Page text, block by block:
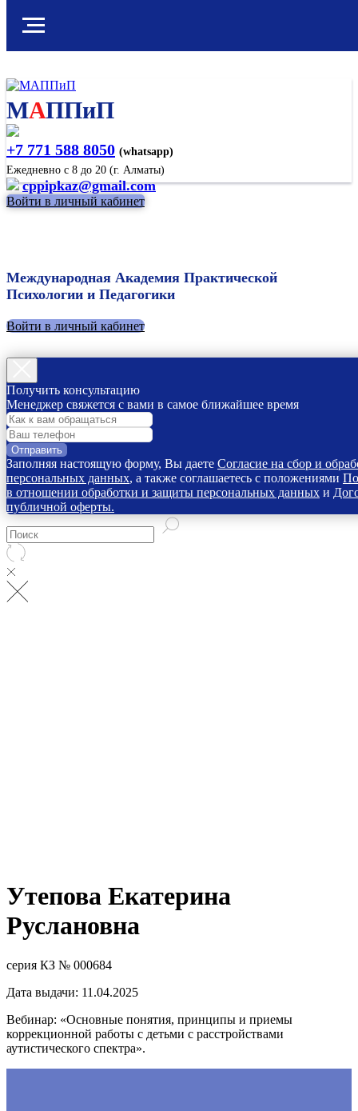
МАППиП
+7 771 588 8050 (whatsapp)
Ежедневно с 8 до 20 (г. Алматы)
cppipkaz@gmail.com
Войти в личный кабинет
Международная Академия Практической
Психологии и Педагогики
Войти в личный кабинет
Получить консультацию
Менеджер свяжется с вами в самое ближайшее время
Отправить
Заполняя настоящую форму, Вы даете Согласие на сбор и
персональных данных, а также соглашаетесь с положениями
в отношении обработки и защиты персональных данных и
публичной оферты.
Утепова Екатерина
Руслановна
серия КЗ № 000684
Дата выдачи: 11.04.2025
Вебинар: «Основные понятия, принципы и приемы
коррекционной работы с детьми с расстройствами
аутистического спектра».